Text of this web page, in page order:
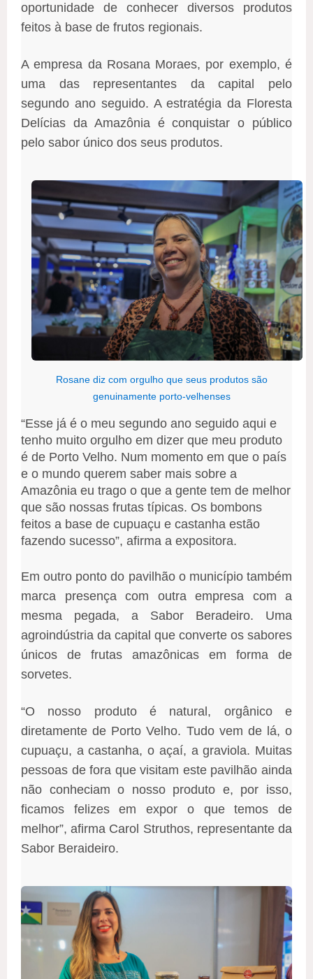
oportunidade de conhecer diversos produtos
feitos à base de frutos regionais.
A empresa da Rosana Moraes, por exemplo, é
uma das representantes da capital pelo
segundo ano seguido. A estratégia da Floresta
Delícias da Amazônia é conquistar o público
pelo sabor único dos seus produtos.
Rosane diz com orgulho que seus produtos são
genuinamente porto-velhenses
“Esse já é o meu segundo ano seguido aqui e
tenho muito orgulho em dizer que meu produto
é de Porto Velho. Num momento em que o país
e o mundo querem saber mais sobre a
Amazônia eu trago o que a gente tem de melhor
que são nossas frutas típicas. Os bombons
feitos a base de cupuaçu e castanha estão
fazendo sucesso”, afirma a expositora.
Em outro ponto do pavilhão o município também
marca presença com outra empresa com a
mesma pegada, a Sabor Beradeiro. Uma
agroindústria da capital que converte os sabores
únicos de frutas amazônicas em forma de
sorvetes.
“O nosso produto é natural, orgânico e
diretamente de Porto Velho. Tudo vem de lá, o
cupuaçu, a castanha, o açaí, a graviola. Muitas
pessoas de fora que visitam este pavilhão ainda
não conheciam o nosso produto e, por isso,
ficamos felizes em expor o que temos de
melhor”, afirma Carol Struthos, representante da
Sabor Beraideiro.